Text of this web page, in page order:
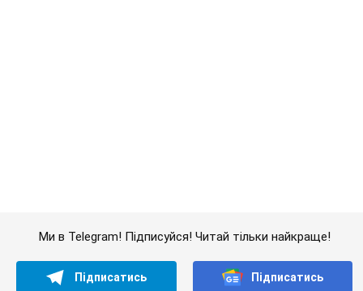
Ми в Telegram! Підписуйся! Читай тільки найкраще!
Підписатись Підписатись